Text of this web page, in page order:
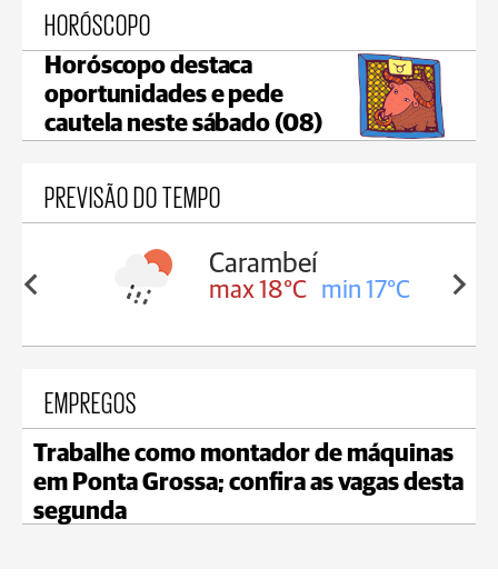
HORÓSCOPO
Horóscopo destaca
oportunidades e pede
cautela neste sábado (08)
PREVISÃO DO TEMPO
18°C
Carambeí
max 18°C min 17°C
EMPREGOS
Trabalhe como montador de máquinas
em Ponta Grossa; confira as vagas desta
segunda